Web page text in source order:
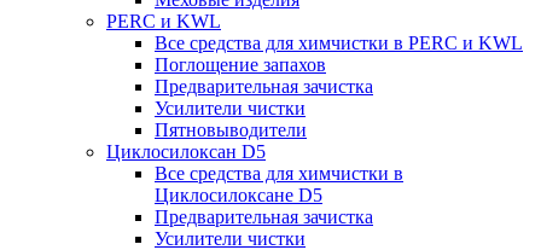
PERC и KWL
Все средства для химчистки в PERC и KWL
Поглощение запахов
Предварительная зачистка
Усилители чистки
Пятновыводители
Циклосилоксан D5
Все средства для химчистки в
Циклосилоксане D5
Предварительная зачистка
Усилители чистки